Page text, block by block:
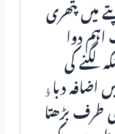
میں پتھری
اہم دوا
لگنے کی
اضافہ دباﺅ
طرف بڑھتا